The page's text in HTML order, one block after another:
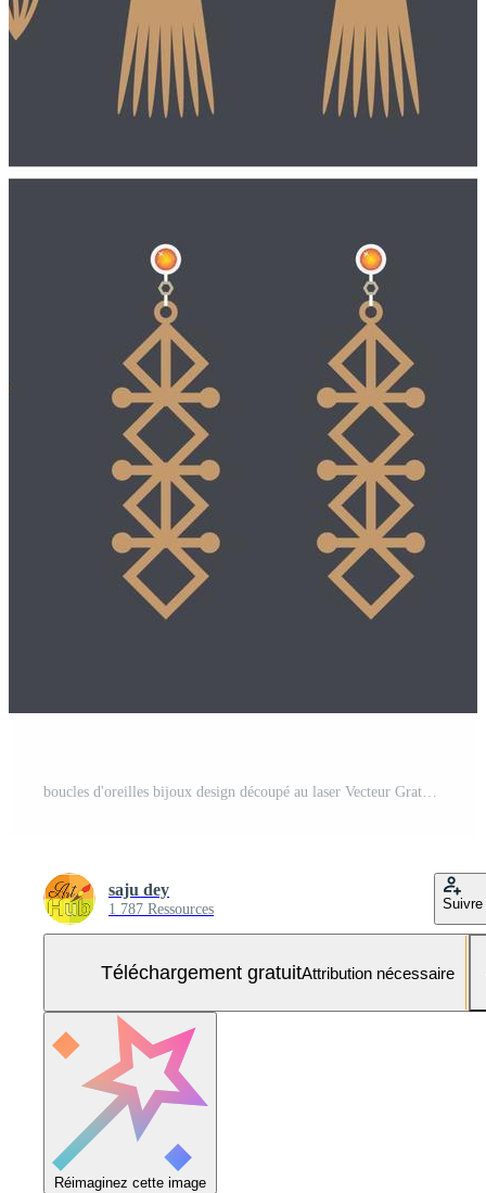
boucles d'oreilles bijoux design découpé au laser Vecteur Gratuit et SVG Gratuit
saju dey
1 787 Ressources Suivre
Téléchargement gratuitAttribution nécessaire
Réimaginez cette image